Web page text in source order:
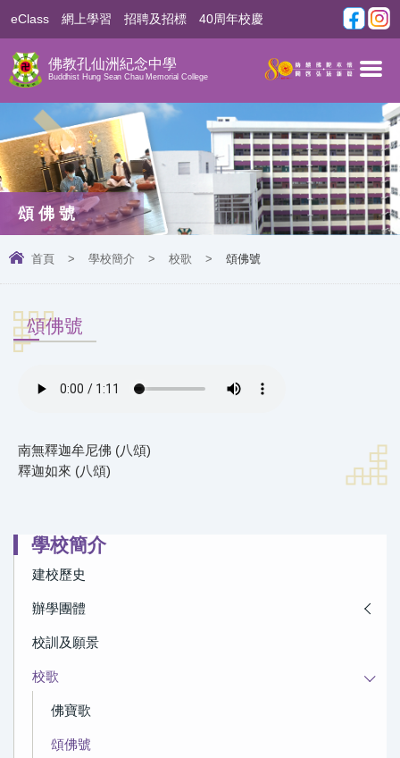
佛教孔仙洲紀念中學
Buddhist Hung Sean Chau Memorial College
eClass 網上學習 招聘及招標 40周年校慶
頌佛號
首頁 > 學校簡介 > 校歌 > 頌佛號
頌佛號
南無釋迦牟尼佛 (八頌)
釋迦如來 (八頌)
學校簡介
建校歷史
辦學團體
校訓及願景
校歌
佛寶歌
頌佛號